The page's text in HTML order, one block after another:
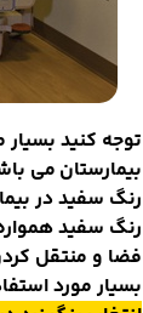
توجه کنید
بیمارستان می
رنگ سفید در
رنگ سفید
فضا و منتقل
بسیار مورد